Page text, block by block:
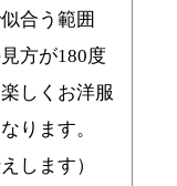
合う範囲
方が180度
しくお洋服
ります。
します）